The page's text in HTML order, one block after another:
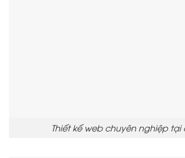
Thiết kế web chuyên nghiệp tại